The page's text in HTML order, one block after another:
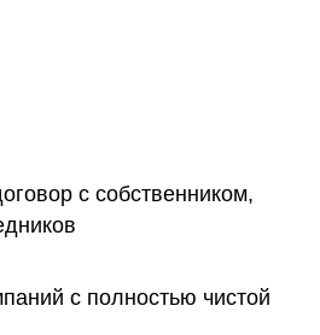
бесплатно!
компании —
обслуживания